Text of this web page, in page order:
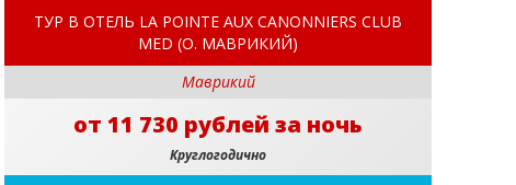
ТУР В ОТЕЛЬ LA POINTE AUX CANONNIERS CLUB
MED (О. МАВРИКИЙ)
Маврикий
от 11 730 рублей за ночь
Круглогодично